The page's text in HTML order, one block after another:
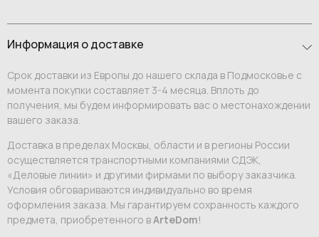
Информация о доставке
Срок доставки из Европы до нашего склада в Подмосковье с
момента покупки составляет 3-4 месяца. Вплоть до
получения, мы будем информировать вас о местонахождении
вашего заказа.
Доставка в пределах Москвы, области и в регионы России
осуществляется транспортными компаниями СДЭК,
«Деловые линии» и другими фирмами по выбору заказчика.
Условия обговариваются индивидуально во время
оформления заказа. Мы гарантируем сохранность каждого
предмета, приобретенного вArteDom!